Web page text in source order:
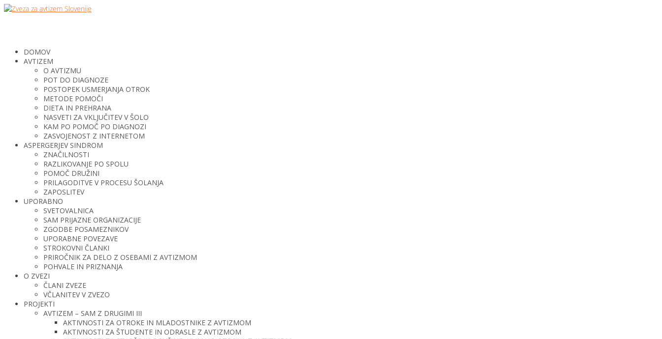
DOMOV
AVTIZEM
O AVTIZMU
POT DO DIAGNOZE
POSTOPEK USMERJANJA OTROK
METODE POMOČI
DIETA IN PREHRANA
NASVETI ZA VKLJUČITEV V ŠOLO
KAM PO POMOČ PO DIAGNOZI
ZASVOJENOST Z INTERNETOM
ASPERGERJEV SINDROM
ZNAČILNOSTI
RAZLIKOVANJE PO SPOLU
POMOČ DRUŽINI
PRILAGODITVE V PROCESU ŠOLANJA
ZAPOSLITEV
UPORABNO
SVETOVALNICA
SAM PRIJAZNE ORGANIZACIJE
ZGODBE POSAMEZNIKOV
UPORABNE POVEZAVE
STROKOVNI ČLANKI
PRIROČNIK ZA DELO Z OSEBAMI Z AVTIZMOM
POHVALE IN PRIZNANJA
O ZVEZI
ČLANI ZVEZE
VČLANITEV V ZVEZO
PROJEKTI
AVTIZEM – SAM Z DRUGIMI III
AKTIVNOSTI ZA OTROKE IN MLADOSTNIKE Z AVTIZMOM
AKTIVNOSTI ZA ŠTUDENTE IN ODRASLE Z AVTIZMOM